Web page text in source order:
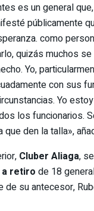
es un general
públicamente
como
quizás muchos
Yo,
con sus
Yo
los funcionarios.
den la talla»,
Cluber Aliaga,
a retiro de 18
de su antecesor,